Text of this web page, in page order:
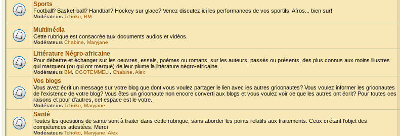
Sports
Football? Basket-ball? Handball? Hockey sur glace? Venez discutez ici les performances de vos sportifs. Afros... bien sur!
Modérateurs Tchoko BM
Multimédia
Cette rubrique est consacrée aux documents audios et vidéos.
Modérateurs Chabine Maryjane
Littérature Négro-africaine
Pour débattre et échanger sur les oeuvres, essais, poèmes ou romans, sur les auteurs, passés ou présents, des plus connus aux moins illustres
qui marquent (ou qui ont marqué) de leur plume la littérature négro-africaine .
Modérateurs BM OGOTEMMELI Chabine Alex
Vos blogs
Vous avez écrit un message sur votre blog que dont vous voulez partager le lien avec les autres grioonautes? Vous voulez informer les grioonautes
de l'existence de votre blog? Vous êtes un grioonaute non encore converti aux blogs et vous voulez voir ce que les autres ont écrit? Pour toutes ces
raisons et pour d'autres, cet espace est le votre.
Modérateurs Tchoko Maryjane
Santé
Toutes les questions de sante sont à traiter dans cette rubrique, sans aborder les points relatifs aux traitements. Ceux ci étant l'objet des
compétences attestées. Merci
Modérateurs Tchoko Maryjane Alex